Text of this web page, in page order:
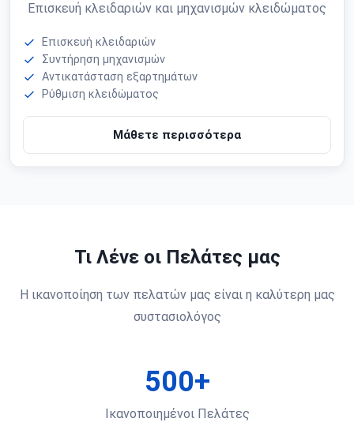
Επισκευή κλειδαριών και μηχανισμών κλειδώματος
Επισκευή κλειδαριών
Συντήρηση μηχανισμών
Αντικατάσταση εξαρτημάτων
Ρύθμιση κλειδώματος
Μάθετε περισσότερα
Τι Λένε οι Πελάτες μας
Η ικανοποίηση των πελατών μας είναι η καλύτερη μας
συστασιολόγος
500+
Ικανοποιημένοι Πελάτες